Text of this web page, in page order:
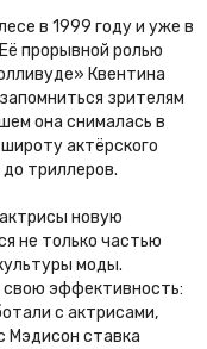
в 1999 году и уже в
прорывной ролью
Квентина
зрителям
она снималась в
актёрского
триллеров.
новую
не только частью
моды.
свою эффективность:
с актрисами,
Мэдисон ставка